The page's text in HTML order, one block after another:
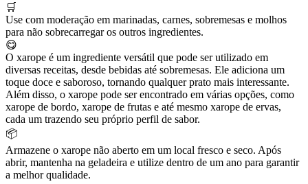
🛒
Use com moderação em marinadas, carnes, sobremesas e molhos
para não sobrecarregar os outros ingredientes.
😋
O xarope é um ingrediente versátil que pode ser utilizado em
diversas receitas, desde bebidas até sobremesas. Ele adiciona um
toque doce e saboroso, tornando qualquer prato mais interessante.
Além disso, o xarope pode ser encontrado em várias opções, como
xarope de bordo, xarope de frutas e até mesmo xarope de ervas,
cada um trazendo seu próprio perfil de sabor.
📦
Armazene o xarope não aberto em um local fresco e seco. Após
abrir, mantenha na geladeira e utilize dentro de um ano para garantir
a melhor qualidade.